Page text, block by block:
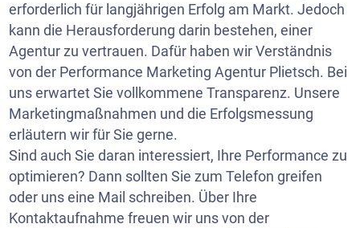
erforderlich für langjährigen Erfolg am Markt. Jedoch
kann die Herausforderung darin bestehen, einer
Agentur zu vertrauen. Dafür haben wir Verständnis
von der Performance Marketing Agentur Plietsch. Bei
uns erwartet Sie vollkommene Transparenz. Unsere
Marketingmaßnahmen und die Erfolgsmessung
erläutern wir für Sie gerne.
Sind auch Sie daran interessiert, Ihre Performance zu
optimieren? Dann sollten Sie zum Telefon greifen
oder uns eine Mail schreiben. Über Ihre
Kontaktaufnahme freuen wir uns von der